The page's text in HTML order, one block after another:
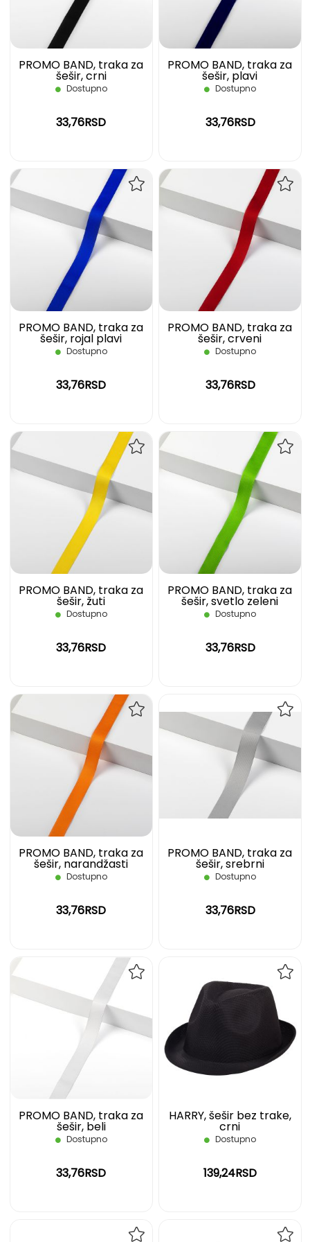
PROMO BAND, traka za
šešir, crni
Dostupno
33,76RSD
PROMO BAND, traka za
šešir, plavi
Dostupno
33,76RSD
PROMO BAND, traka za
šešir, rojal plavi
Dostupno
33,76RSD
NA
LISTU
PROMO BAND, traka za
šešir, crveni
Dostupno
33,76RSD
NA
PROMO BAND, traka za
šešir, žuti
Dostupno
33,76RSD
NA
LISTU
PROMO BAND, traka za
šešir, svetlo zeleni
Dostupno
33,76RSD
NA
PROMO BAND, traka za
šešir, narandžasti
Dostupno
33,76RSD
DODAJ
NA
LISTU
PROMO BAND, traka za
šešir, srebrni
Dostupno
33,76RSD
NA
PROMO BAND, traka za
šešir, beli
Dostupno
33,76RSD
NA
LISTU
HARRY, šešir bez trake,
crni
Dostupno
139,24RSD